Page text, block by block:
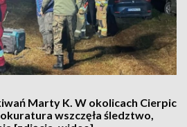
Marty K. W okolicach Cierpic
wszczęła śledztwo,